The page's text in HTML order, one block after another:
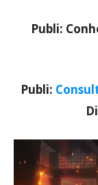
Publi:
Publi: